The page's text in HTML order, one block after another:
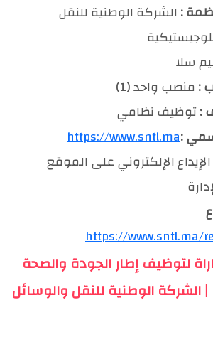
:الشركة الوطنية للنقل
سلا
:منصب واحد (1)
:توظيف نظامي
:
https://www.sntl.ma
الإلكتروني على الموقع
https://www.sntl.ma/
لتوظيف إطار الجودة والصحة
| الشركة الوطنية للنقل والوسائل